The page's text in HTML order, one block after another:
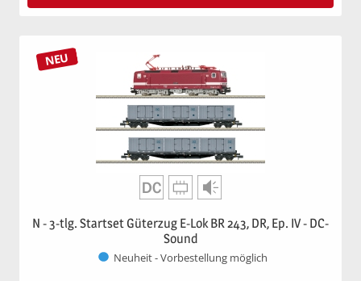
NEU
N - 3-tlg. Startset Güterzug E-Lok BR 243, DR, Ep. IV - DC-
Sound
Neuheit - Vorbestellung möglich